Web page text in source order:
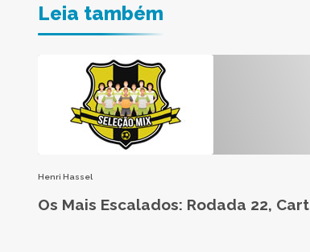
Leia também
Henri Hassel
Os Mais Escalados: Rodada 22,